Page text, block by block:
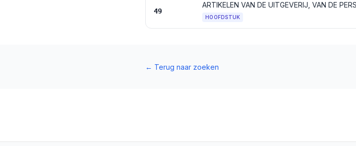
49
HOOFDSTUK
← Terug naar zoeken